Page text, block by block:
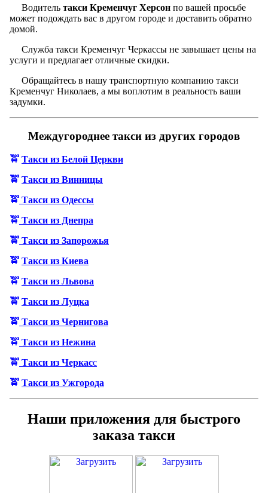
Водитель такси Кременчуг Херсон по вашей просьбе
может подождать вас в другом городе и доставить обратно
домой.
Служба такси Кременчуг Черкассы не завышает цены на
услуги и предлагает отличные скидки.
Обращайтесь в нашу транспортную компанию такси
Кременчуг Николаев, а мы воплотим в реальность ваши
задумки.
Междугороднее такси из других городов
🚖 Такси из Белой Церкви
🚖 Такси из Винницы
🚖 Такси из Одессы
🚖 Такси из Днепра
🚖 Такси из Запорожья
🚖 Такси из Киева
🚖 Такси из Львова
🚖 Такси из Луцка
🚖 Такси из Чернигова
🚖 Такси из Нежина
🚖 Такси из Черкасс
🚖 Такси из Ужгорода
Наши приложения для быстрого
заказа такси